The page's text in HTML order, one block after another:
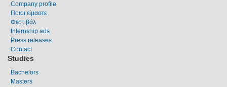
Company profile
Ποιοι είμαστε
Φεστιβάλ
Internship ads
Press releases
Contact
Studies
Bachelors
Masters